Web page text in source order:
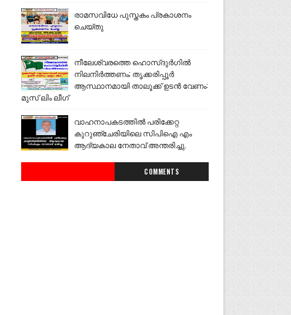
രാമസവിധേ പുസ്തകം പ്രകാശനം
ചെയ്തു
നീലേശ്വരത്തെ ഹൊസ്ദുർഗിൽ
നിലനിർത്തണം; തൃക്കരിപ്പൂർ
ആസ്ഥാനമായി താലൂക്ക് ഉടൻ വേണം:
മുസ് ലിം ലീഗ്
വാഹനാപകടത്തിൽ പരിക്കേറ്റ
കുറുഞ്ചേരിയിലെ സിപിഐ എം
ആദ്യകാല നേതാവ് അന്തരിച്ചു.
COMMENTS